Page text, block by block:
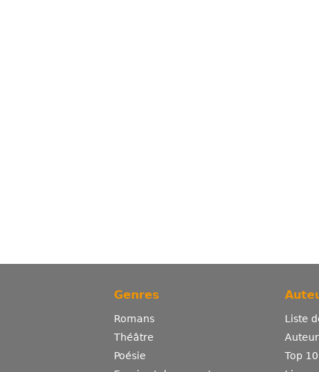
Genres
Romans
Théâtre
Poésie
Liste
Top